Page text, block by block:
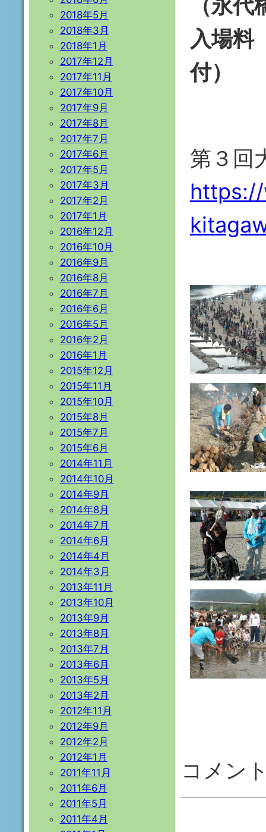
入場
付）
第３
コメン
2018年5月
2018年3月
2018年1月
2017年12月
2017年11月
2017年10月
2017年9月
2017年8月
2017年7月
2017年6月
2017年5月
2017年3月
2017年2月
2017年1月
2016年12月
2016年10月
2016年9月
2016年8月
2016年7月
2016年6月
2016年5月
2016年2月
2016年1月
2015年12月
2015年11月
2015年10月
2015年8月
2015年7月
2015年6月
2014年11月
2014年10月
2014年9月
2014年8月
2014年7月
2014年6月
2014年4月
2014年3月
2013年11月
2013年10月
2013年9月
2013年8月
2013年7月
2013年6月
2013年5月
2013年2月
2012年11月
2012年9月
2012年2月
2012年1月
2011年11月
2011年6月
2011年5月
2011年4月